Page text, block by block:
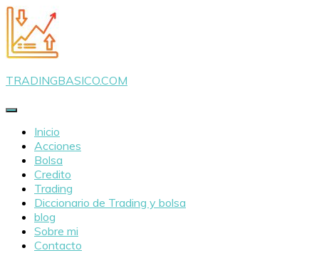
Saltar
al
contenido
TRADINGBASICO.COM
Inicio
Acciones
Bolsa
Credito
Trading
Diccionario de Trading y bolsa
blog
Sobre mi
Contacto